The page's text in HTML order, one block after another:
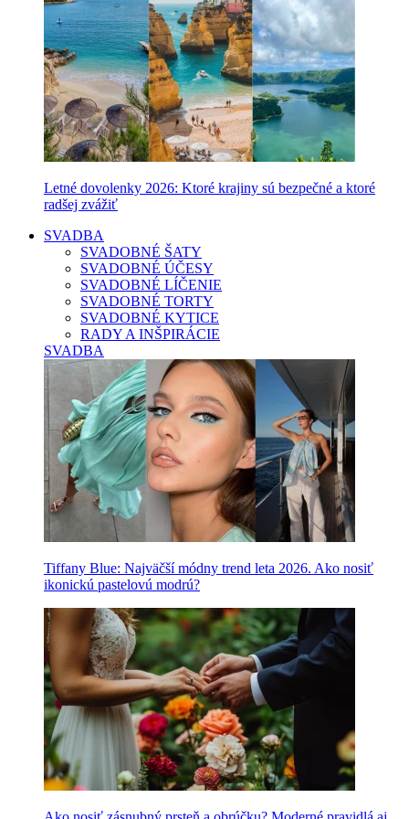
Letné dovolenky 2026: Ktoré krajiny sú bezpečné a ktoré
radšej zvážiť
SVADBA
SVADOBNÉ ŠATY
SVADOBNÉ ÚČESY
SVADOBNÉ LÍČENIE
SVADOBNÉ TORTY
SVADOBNÉ KYTICE
RADY A INŠPIRÁCIE
SVADBA
Tiffany Blue: Najväčší módny trend leta 2026. Ako nosiť
ikonickú pastelovú modrú?